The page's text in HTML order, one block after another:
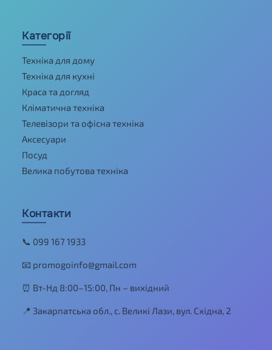
Категорії
Техніка для дому
Техніка для кухні
Краса та догляд
Кліматична техніка
Телевізори та офісна техніка
Аксесуари
Посуд
Велика побутова техніка
Контакти
📞 099 167 1933
📧 promogoinfo@gmail.com
⏰ Вт-Нд 8:00–15:00, Пн – вихідний
📍 Закарпатська обл., с. Великі Лази, вул. Східна, 2